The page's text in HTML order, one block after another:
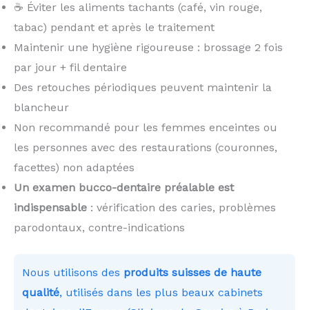
☕ Éviter les aliments tachants (café, vin rouge,
tabac) pendant et après le traitement
Maintenir une hygiène rigoureuse : brossage 2 fois
par jour + fil dentaire
Des retouches périodiques peuvent maintenir la
blancheur
Non recommandé pour les femmes enceintes ou
les personnes avec des restaurations (couronnes,
facettes) non adaptées
Un examen bucco-dentaire préalable est
indispensable : vérification des caries, problèmes
parodontaux, contre-indications
Nous utilisons des produits suisses de haute
qualité, utilisés dans les plus beaux cabinets